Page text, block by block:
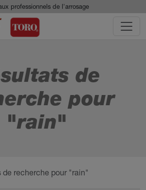
professionnels de l'arrosage
de
pour
"rain"
de recherche pour "rain"
cookies